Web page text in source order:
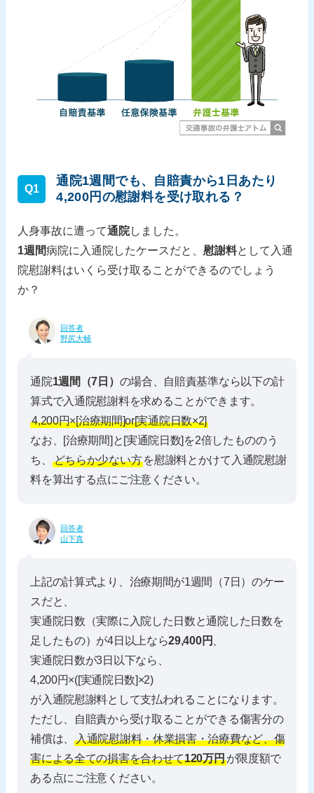
Q1
通院1週間でも、自賠責から1日あたり
4,200円の慰謝料を受け取れる？
人身事故に遭って通院しました。
1週間病院に入通院したケースだと、慰謝料として入通
院慰謝料はいくら受け取ることができるのでしょう
か？
回答者
野尻大輔
通院1週間（7日） の場合、自賠責基準なら以下の計
算式で入通院慰謝料を求めることができます。
4,200円×[治療期間]or[実通院日数×2]
なお、[治療期間]と[実通院日数]を2倍したもののう
ち、
どちらか少ない方 を慰謝料とかけて入通院慰謝
料を算出する点にご注意ください。
回答者
山下真
上記の計算式より、治療期間が1週間（7日）のケー
スだと、
実通院日数（実際に入院した日数と通院した日数を
足したもの）が4日以上なら29,400円
実通院日数が3日以下なら、
4,200円×([実通院日数]×2)
が入通院慰謝料として支払われることになります。
ただし、自賠責から受け取ることができる傷害分の
補償は、入通院慰謝料・休業損害・治療費など、傷
害による全ての損害を合わせて120万円が限度額で
ある点にご注意ください。